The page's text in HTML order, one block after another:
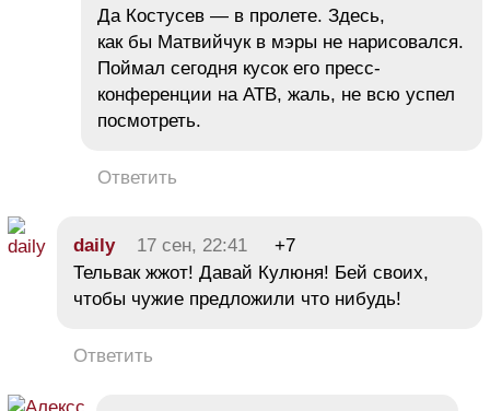
Да Костусев — в пролете. Здесь,
как бы Матвийчук в мэры не нарисовался.
Поймал сегодня кусок его пресс-
конференции на АТВ, жаль, не всю успел
посмотреть.
Ответить
daily 17 сен, 22:41
+7
Тельвак жжот! Давай Кулюня! Бей своих,
чтобы чужие предложили что нибудь!
Ответить